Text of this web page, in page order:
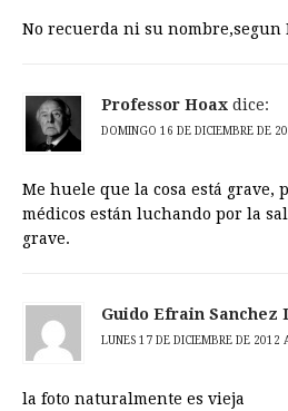
No recuerda ni su nombre,segun
Professor Hoax dice:
DOMINGO 16 DE DICIEMBRE DE
Me huele que la cosa está grave,
médicos están luchando por la
grave.
Guido Efrain Sanchez
LUNES 17 DE DICIEMBRE DE 2012
la foto naturalmente es vieja